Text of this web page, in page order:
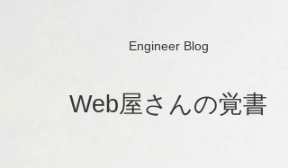
Engineer Blog
Web屋さんの覚書